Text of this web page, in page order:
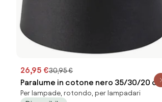
26,95 €30,95 €
Paralume in cotone nero 35/30/20 con
interno dorato
Per lampade, rotondo, per lampadari